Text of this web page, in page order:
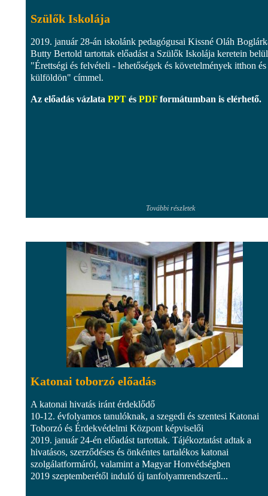
Szülők Iskolája
2019. január 28-án iskolánk pedagógusai Kissné Oláh
Butty Bertold tartottak előadást a Szülők Iskolája keretein belül
"Érettségi és felvételi - lehetőségek és követelmények itthon és
külföldön" címmel.
Az előadás vázlata PPT és PDF formátumban is elérhető.
További részletek
Katonai toborzó előadás
A katonai hivatás iránt érdeklődő
10-12. évfolyamos tanulóknak, a szegedi és szentesi Katonai
Toborzó és Érdekvédelmi Központ képviselői
2019. január 24-én előadást tartottak. Tájékoztatást adtak a
hivatásos, szerződéses és önkéntes tartalékos katonai
szolgálatformáról, valamint a Magyar Honvédségben
2019 szeptemberétől induló új tanfolyamrendszerű...